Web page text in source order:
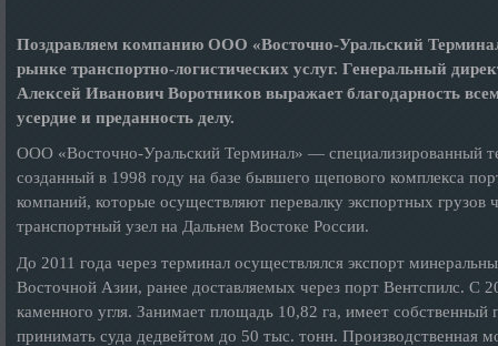
Поздравляем компанию ООО «Восточно-Уральский
рынке транспортно-логистических услуг. Генеральный
Алексей Иванович Воротников выражает благодарность
усердие и преданность делу.
ООО «Восточно-Уральский Терминал» — специализированный
созданный в 1998 году на базе бывшего щепового комплекса
компаний, которые осуществляют перевалку экспортных
транспортный узел на Дальнем Востоке России.
До 2011 года через терминал осуществлялся экспорт
Восточной Азии, ранее доставляемых через порт Вентспилс. С
каменного угля. Занимает площадь 10,82 га, имеет
принимать суда дедвейтом до 50 тыс. тонн. Производственная